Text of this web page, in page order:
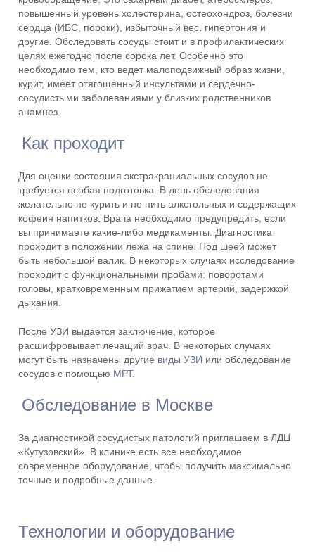
повышенный уровень холестерина, остеохондроз, болезни
сердца (ИБС, пороки), избыточный вес, гипертония и
другие. Обследовать сосуды стоит и в профилактических
целях ежегодно после сорока лет. Особенно это
необходимо тем, кто ведет малоподвижный образ жизни,
курит, имеет отягощенный инсультами и сердечно-
сосудистыми заболеваниями у близких родственников
анамнез.
Как проходит
Для оценки состояния экстракраниальных сосудов не
требуется особая подготовка. В день обследования
желательно не курить и не пить алкогольных и содержащих
кофеин напитков. Врача необходимо предупредить, если
вы принимаете какие-либо медикаменты. Диагностика
проходит в положении лежа на спине. Под шеей может
быть небольшой валик. В некоторых случаях исследование
проходит с функциональными пробами: поворотами
головы, кратковременным прижатием артерий, задержкой
дыхания.
После УЗИ выдается заключение, которое
расшифровывает лечащий врач. В некоторых случаях
могут быть назначены другие виды УЗИ или обследование
сосудов с помощью МРТ.
Обследование в Москве
За диагностикой сосудистых патологий приглашаем в ЛДЦ
«Кутузовский». В клинике есть все необходимое
современное оборудование, чтобы получить максимально
точные и подробные данные.
Технологии и оборудование